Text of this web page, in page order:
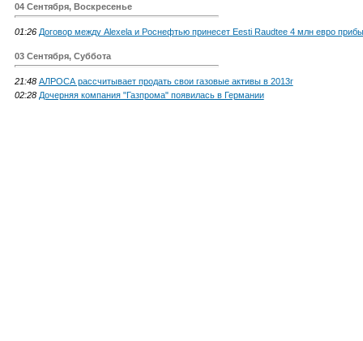
04 Сентября, Воскресенье
01:26 Договор между Alexela и Роснефтью принесет Eesti Raudtee 4 млн евро
03 Сентября, Суббота
21:48 АЛРОСА рассчитывает продать свои газовые активы в 2013г
02:28 Дочерняя компания "Газпрома" появилась в Германии